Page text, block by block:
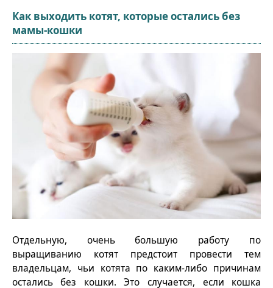
Как выходить котят, которые остались без
мамы-кошки
Отдельную, очень большую работу по
выращиванию котят предстоит провести тем
владельцам, чьи котята по каким-либо причинам
остались без кошки. Это случается, если кошка